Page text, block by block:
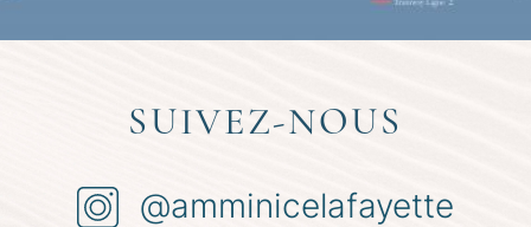
SUIVEZ-NOUS
@amminicelafayette